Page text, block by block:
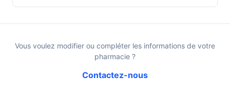
Vous voulez modifier ou compléter les informations de votre
pharmacie ?
Contactez-nous